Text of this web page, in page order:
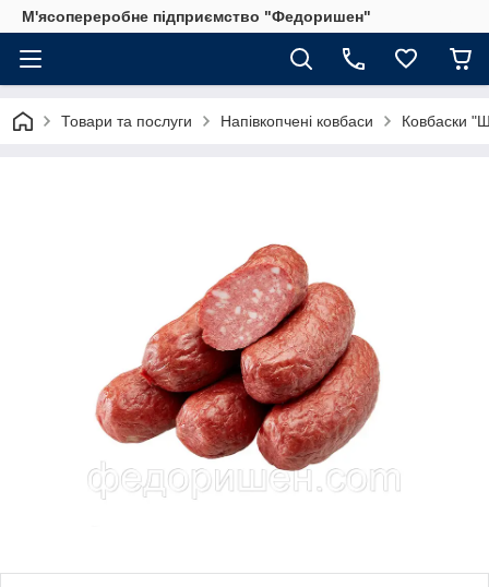
М'ясопереробне підприємство "Федоришен"
Товари та послуги Напівкопчені ковбаси Ковбаски